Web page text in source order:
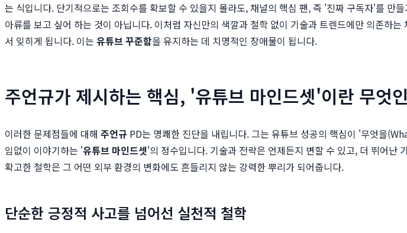
는 식입니다. 단기적으로는 조회수를 확보할 수 있을지 몰라도, 채널의 핵심 팬, 즉 '진짜 구독자'를
아류를 보고 싶어 하는 것이 아닙니다. 이처럼 자신만의 색깔과 철학 없이 기술과 트렌드에만 의존하
서 잊히게 됩니다. 이는 유튜브 꾸준함을 유지하는 데 치명적인 장애물이 됩니다.
주언규가 제시하는 핵심, '유튜브 마인드셋'이란 무엇
이러한 문제점들에 대해 주언규 PD는 명쾌한 진단을 내립니다. 그는 유튜브 성공의 핵심이 '무엇을
임없이 이야기하는 '유튜브 마인드셋'의 정수입니다. 기술과 전략은 언제든지 변할 수 있고, 더 뛰어난
확고한 철학은 그 어떤 외부 환경의 변화에도 흔들리지 않는 강력한 뿌리가 되어줍니다.
단순한 긍정적 사고를 넘어선 실천적 철학